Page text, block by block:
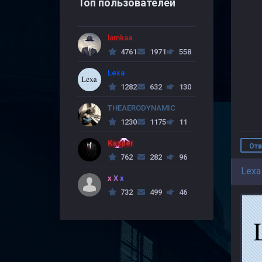
Lexa
Топ пользователей
lamkaa
4761
1971 558
Lexa
1282
632 130
THEAERODYNAMIC
1230
1175 11
Kasper
762
282 96
x X x
732
499 46